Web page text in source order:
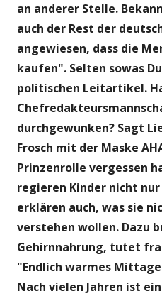
an anderer Stelle.
auch der Rest der
angewiesen, dass die
kaufen". Selten sowas
politischen Leitartikel.
durchgewunken? Sagt
Frosch mit der Maske
Prinzenrolle vergessen
regieren Kinder nicht nur
erklären auch, was sie
verstehen wollen. Dazu
Gehirnnahrung, tutet
"Endlich warmes
Nach vielen Jahren ist